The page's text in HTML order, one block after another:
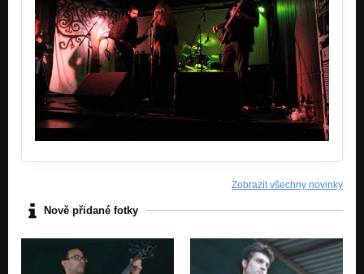
Zobrazit všechny novinky
Nově přidané fotky